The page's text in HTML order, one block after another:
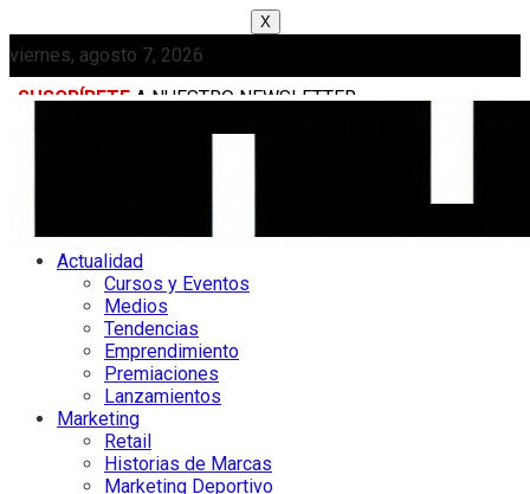
X
viernes, agosto 7, 2026
SUSCRÍBETE A NUESTRO NEWSLETTER
Actualidad
Cursos y Eventos
Medios
Tendencias
Emprendimiento
Premiaciones
Lanzamientos
Marketing
Retail
Historias de Marcas
Marketing Deportivo